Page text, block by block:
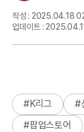
작성 : 2025.04.18
업데이트 :
#K리그 #
#팝업스토어